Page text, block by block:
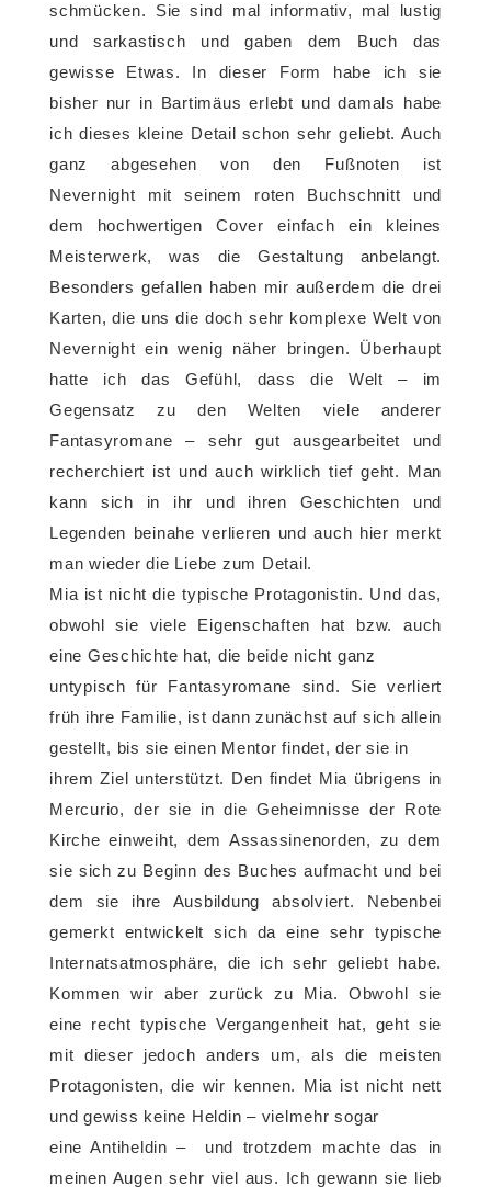
schmücken. Sie sind mal informativ, mal lustig
und sarkastisch und gaben dem Buch das
gewisse Etwas. In dieser Form habe ich sie
bisher nur in Bartimäus erlebt und damals habe
ich dieses kleine Detail schon sehr geliebt. Auch
ganz abgesehen von den Fußnoten ist
Nevernight mit seinem roten Buchschnitt und
dem hochwertigen Cover einfach ein kleines
Meisterwerk, was die Gestaltung anbelangt.
Besonders gefallen haben mir außerdem die drei
Karten, die uns die doch sehr komplexe Welt von
Nevernight ein wenig näher bringen. Überhaupt
hatte ich das Gefühl, dass die Welt – im
Gegensatz zu den Welten viele anderer
Fantasyromane – sehr gut ausgearbeitet und
recherchiert ist und auch wirklich tief geht. Man
kann sich in ihr und ihren Geschichten und
Legenden beinahe verlieren und auch hier merkt
man wieder die Liebe zum Detail.
Mia ist nicht die typische Protagonistin. Und das,
obwohl sie viele Eigenschaften hat bzw. auch
eine Geschichte hat, die beide nicht ganz
untypisch für Fantasyromane sind. Sie verliert
früh ihre Familie, ist dann zunächst auf sich allein
gestellt, bis sie einen Mentor findet, der sie in
ihrem Ziel unterstützt. Den findet Mia übrigens in
Mercurio, der sie in die Geheimnisse der Rote
Kirche einweiht, dem Assassinenorden, zu dem
sie sich zu Beginn des Buches aufmacht und bei
dem sie ihre Ausbildung absolviert. Nebenbei
gemerkt entwickelt sich da eine sehr typische
Internatsatmosphäre, die ich sehr geliebt habe.
Kommen wir aber zurück zu Mia. Obwohl sie
eine recht typische Vergangenheit hat, geht sie
mit dieser jedoch anders um, als die meisten
Protagonisten, die wir kennen. Mia ist nicht nett
und gewiss keine Heldin – vielmehr sogar
eine Antiheldin – und trotzdem machte das in
meinen Augen sehr viel aus. Ich gewann sie lieb